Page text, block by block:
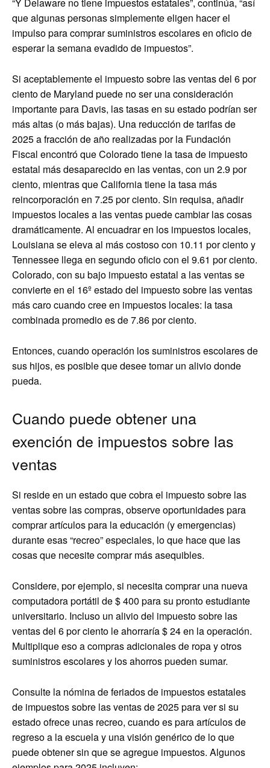
“Y Delaware no tiene impuestos estatales”, continúa, “así
que algunas personas simplemente eligen hacer el
impulso para comprar suministros escolares en oficio de
esperar la semana evadido de impuestos”.
Si aceptablemente el impuesto sobre las ventas del 6 por
ciento de Maryland puede no ser una consideración
importante para Davis, las tasas en su estado podrían ser
más altas (o más bajas). Una reducción de tarifas de
2025 a fracción de año realizadas por la Fundación
Fiscal encontró que Colorado tiene la tasa de impuesto
estatal más desaparecido en las ventas, con un 2.9 por
ciento, mientras que California tiene la tasa más
reincorporación en 7.25 por ciento. Sin requisa, añadir
impuestos locales a las ventas puede cambiar las cosas
dramáticamente. Al encuadrar en los impuestos locales,
Louisiana se eleva al más costoso con 10.11 por ciento y
Tennessee llega en segundo oficio con el 9.61 por ciento.
Colorado, con su bajo impuesto estatal a las ventas se
convierte en el 16º estado del impuesto sobre las ventas
más caro cuando cree en impuestos locales: la tasa
combinada promedio es de 7.86 por ciento.
Entonces, cuando operación los suministros escolares de
sus hijos, es posible que desee tomar un alivio donde
pueda.
Cuando puede obtener una
exención de impuestos sobre las
ventas
Si reside en un estado que cobra el impuesto sobre las
ventas sobre las compras, observe oportunidades para
comprar artículos para la educación (y emergencias)
durante esas “recreo” especiales, lo que hace que las
cosas que necesite comprar más asequibles.
Considere, por ejemplo, si necesita comprar una nueva
computadora portátil de $ 400 para su pronto estudiante
universitario. Incluso un alivio del impuesto sobre las
ventas del 6 por ciento le ahorraría $ 24 en la operación.
Multiplique eso a compras adicionales de ropa y otros
suministros escolares y los ahorros pueden sumar.
Consulte la nómina de feriados de impuestos estatales
de impuestos sobre las ventas de 2025 para ver si su
estado ofrece unas recreo, cuando es para artículos de
regreso a la escuela y una visión genérico de lo que
puede obtener sin que se agregue impuestos. Algunos